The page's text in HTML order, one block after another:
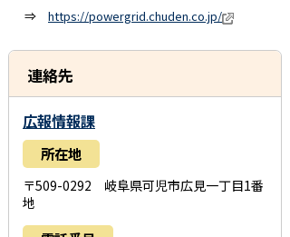
⇒ https://powergrid.chuden.co.jp/
連絡先
広報情報課
所在地
〒509-0292 岐阜県可児市広見一丁目1番
地